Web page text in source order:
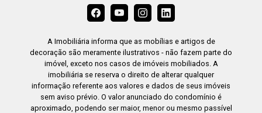
A Imobiliária informa que as mobílias e artigos de
decoração são meramente ilustrativos - não fazem parte do
imóvel, exceto nos casos de imóveis mobiliados. A
imobiliária se reserva o direito de alterar qualquer
informação referente aos valores e dados de seus imóveis
sem aviso prévio. O valor anunciado do condomínio é
aproximado, podendo ser maior, menor ou mesmo passível